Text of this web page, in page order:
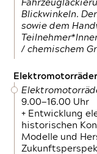
Blickwinkeln.
sowie dem
/ chemischem
Elektromotorräder
9.00—16.00 Uhr
+ Entwicklung
historischen
Modelle und